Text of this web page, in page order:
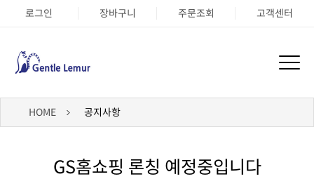
로그인 장바구니 주문조회 고객센터
HOME 공지사항
GS홈쇼핑 론칭 예정중입니다